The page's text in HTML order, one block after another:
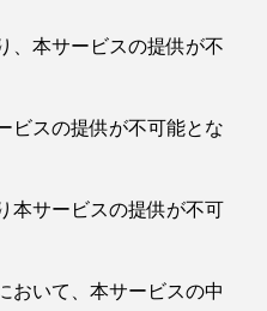
、本サービスの提供が不
ビスの提供が不可能とな
本サービスの提供が不可
おいて、本サービスの中